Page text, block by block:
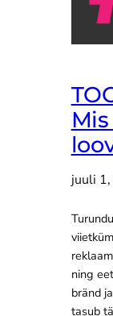
juuli
ning
bränd
tasub